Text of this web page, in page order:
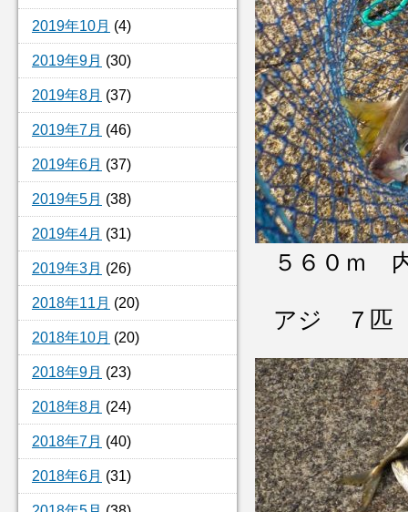
2019年10月 (4)
2019年9月 (30)
2019年8月 (37)
2019年7月 (46)
2019年6月 (37)
2019年5月 (38)
2019年4月 (31)
2019年3月 (26)
2018年11月 (20)
2018年10月 (20)
2018年9月 (23)
2018年8月 (24)
2018年7月 (40)
2018年6月 (31)
５６０ｍ
アジ ７匹